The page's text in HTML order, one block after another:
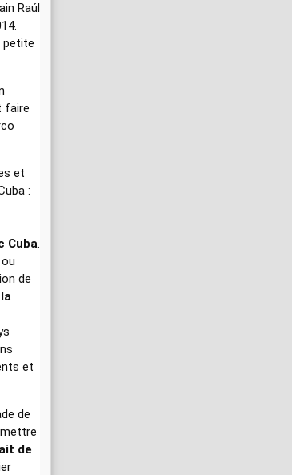
Raúl
petite
faire
et
:
Cuba.
de
la
et
de
de